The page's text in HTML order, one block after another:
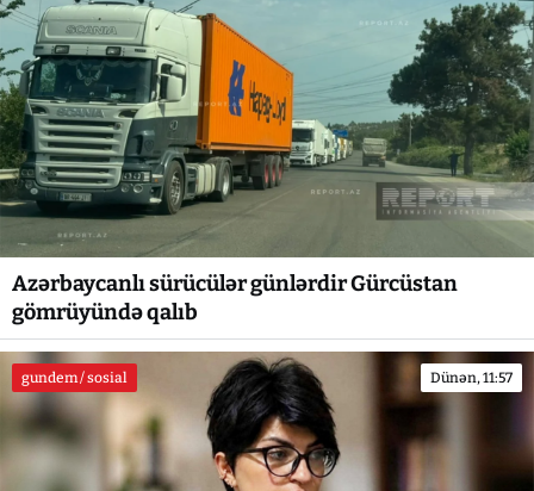
Azərbaycanlı sürücülər günlərdir Gürcüstan
gömrüyündə qalıb
gundem / sosial Dünən, 11:57